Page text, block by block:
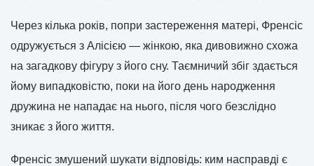
Через кілька років, попри застереження матері, Френсіс
одружується з Алісією — жінкою, яка дивовижно схожа
на загадкову фігуру з його сну. Таємничий збіг здається
йому випадковістю, поки на його день народження
дружина не нападає на нього, після чого безслідно
зникає з його життя.
Френсіс змушений шукати відповідь: ким насправді є